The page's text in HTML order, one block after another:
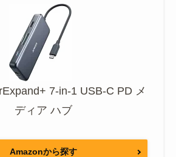
7-in-1 USB-C PD メ
ディア ハブ
Amazonから探す